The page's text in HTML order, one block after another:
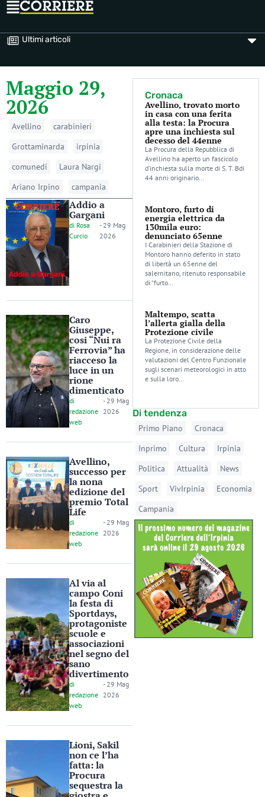
Ultimi articoli
Maggio 29,
2026
Avellino
carabinieri
Grottaminarda
irpinia
comunedi
Laura Nargi
Ariano Irpino
campania
Addio a
Gargani
di Rosa
Curcio
- 29 Mag
2026
Caro
Giuseppe,
cosi “Nui ra
Ferrovia” ha
riacceso la
luce in un
rione
dimenticato
di
redazione
web
- 29 Mag
2026
Avellino,
successo per
la nona
edizione del
premio Total
Life
di
redazione
web
- 29 Mag
2026
Al via al
campo Coni
la festa di
Sportdays,
protagoniste
scuole e
associazioni
nel segno del
sano
divertimento
di
redazione
web
- 29 Mag
2026
Lioni, Sakil
non ce l’ha
fatta: la
Procura
sequestra la
Cronaca
Avellino, trovato morto
in casa con una ferita
alla testa: la Procura
apre una inchiesta sul
decesso del 44enne
La Procura della Repubblica di
Avellino ha aperto un fascicolo
d’inchiesta sulla morte di S. T. Bdi
44 anni originario…
Montoro, furto di
energia elettrica da
130mila euro:
denunciato 65enne
I Carabinieri della Stazione di
Montoro hanno deferito in stato
di libertà un 65enne del
salernitano, ritenuto responsabile
di “furto…
Maltempo, scatta
l’allerta gialla della
Protezione civile
La Protezione Civile della
Regione, in considerazione delle
valutazioni del Centro Funzionale
sugli scenari meteorologici in atto
e sulla loro…
Di tendenza
Primo Piano
Cronaca
Inprimo
Cultura
Irpinia
Politica
Attualità
News
Sport
VivIrpinia
Economia
Campania